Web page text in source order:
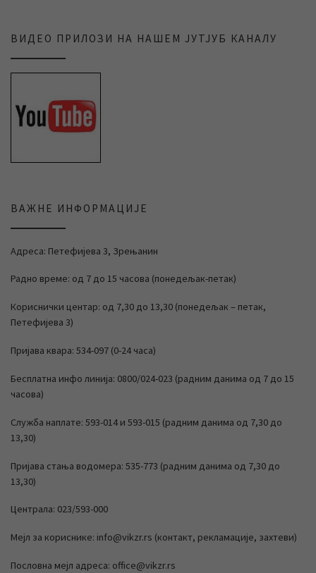
ВИДЕО ПРИЛОЗИ НА НАШЕМ ЈУТЈУБ КАНАЛУ
ВАЖНЕ ИНФОРМАЦИЈЕ
Адреса: Петефијева 3, Зрењанин
Радно време: од 7 до 15 часова (понедељак-петак)
Кориснички центар: од 7,30 до 13,30 (понедељак – петак,
Петефијева 3)
Пријава квара: 534-097 (0-24 часа)
Бесплатна инфо линија: 0800/024-023 (радним данима од 7 до 15
часова)
Служба наплате: 593-014 и 593-015 (радним данима од 7,30 до
13,30)
Пријава стања водомера: 535-773 (радним данима од 7,30 до
13,30)
Централа: 023/593-000
Мејл за кориснике: info@vikzr.rs (контакт, рекламације, захтеви)
Пословна мејл адреса: office@vikzr.rs